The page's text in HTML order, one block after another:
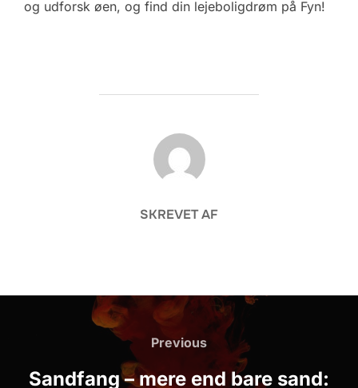
og udforsk øen, og find din lejeboligdrøm på Fyn!
FORFATTER
SKREVET AF
Indlægsnavigation
Previous
Previous
Sandfang – mere end bare sand: